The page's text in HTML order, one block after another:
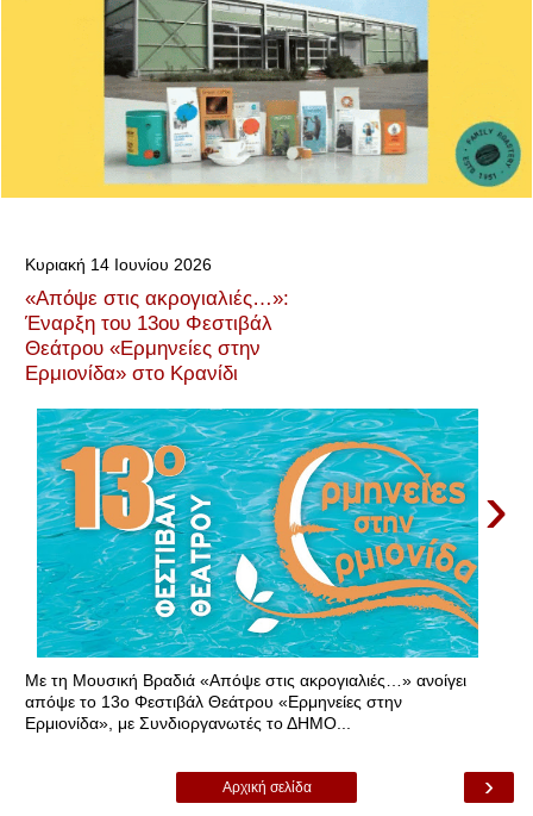
Κυριακή 14 Ιουνίου 2026
«Απόψε στις ακρογιαλιές…»:
Έναρξη του 13ου Φεστιβάλ
Θεάτρου «Ερμηνείες στην
Ερμιονίδα» στο Κρανίδι
›
Με τη Μουσική Βραδιά «Απόψε στις ακρογιαλιές…» ανοίγει
απόψε το 13ο Φεστιβάλ Θεάτρου «Ερμηνείες στην
Ερμιονίδα», με Συνδιοργανωτές το ΔΗΜΟ...
›
Αρχική σελίδα